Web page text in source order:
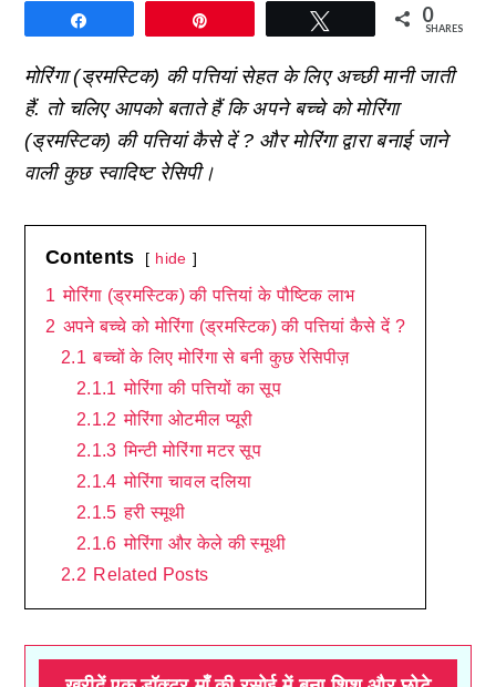
0
SHARES
मोरिंगा (ड्रमस्टिक) की पत्तियां सेहत के लिए अच्छी मानी जाती
हैं. तो चलिए आपको बताते हैं कि अपने बच्चे को मोरिंगा
(ड्रमस्टिक) की पत्तियां कैसे दें ? और मोरिंगा द्वारा बनाई जाने
वाली कुछ स्वादिष्ट रेसिपी।
Contents hide
1 मोरिंगा (ड्रमस्टिक) की पत्तियां के पौष्टिक लाभ
2 अपने बच्चे को मोरिंगा (ड्रमस्टिक) की पत्तियां कैसे दें ?
2.1 बच्चों के लिए मोरिंगा से बनी कुछ रेसिपीज़
2.1.1 मोरिंगा की पत्तियों का सूप
2.1.2 मोरिंगा ओटमील प्यूरी
2.1.3 मिन्टी मोरिंगा मटर सूप
2.1.4 मोरिंगा चावल दलिया
2.1.5 हरी स्मूथी
2.1.6 मोरिंगा और केले की स्मूथी
2.2 Related Posts